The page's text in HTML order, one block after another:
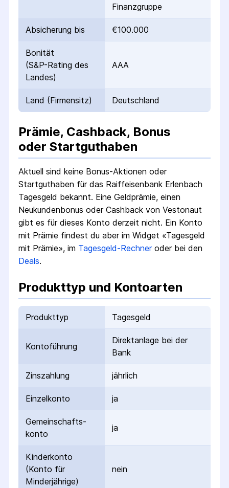
Finanzgruppe
Absicherung bis €100.000
Bonität
(S&P-Rating des
Landes)
AAA
Land (Firmensitz) Deutschland
Prämie, Cashback, Bonus
oder Startguthaben
Aktuell sind keine Bonus-Aktionen oder
Startguthaben für das Raiffeisenbank Erlenbach
Tagesgeld bekannt. Eine Geldprämie, einen
Neukundenbonus oder Cashback von Vestonaut
gibt es für dieses Konto derzeit nicht. Ein Konto
mit Prämie findest du aber im Widget «Tagesgeld
mit Prämie», im Tagesgeld-Rechneroder bei den
Deals.
Produkttyp und Kontoarten
Produkttyp Tagesgeld
Kontoführung
Direktanlage bei der
Bank
Zinszahlung jährlich
Einzelkonto ja
Gemeinschafts­
konto
ja
Kinderkonto
(Konto für
Minderjährige)
nein